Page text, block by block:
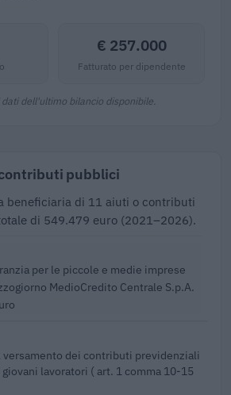
€ 257.000
Fatturato per dipendente
dell'ultimo bilancio disponibile.
pubblici
beneficiaria di 11 aiuti o contributi
di 549.479 euro (2021–2026).
per le piccole e medie imprese
MedioCredito Centrale S.p.A.
versamento dei contributi previdenziali
lavoratori ( art. 1 comma 10-15